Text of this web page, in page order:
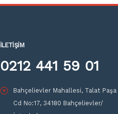
İLETIŞIM
0212 441 59 01
Bahçelievler Mahallesi, Talat Paşa
Cd No:17, 34180 Bahçelievler/